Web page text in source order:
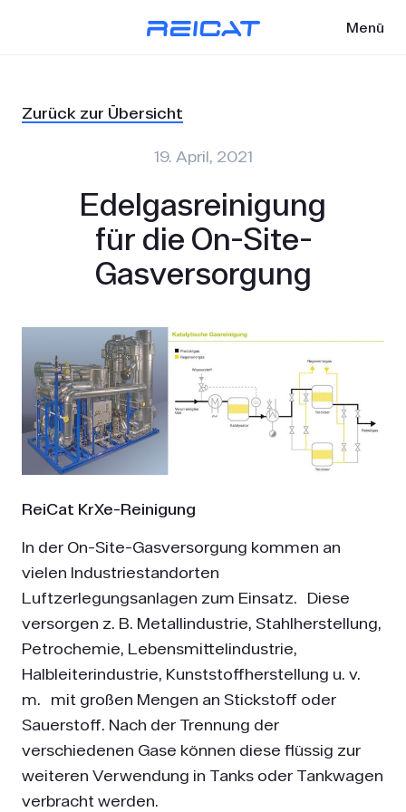
Menü
Zurück zur Übersicht
19. April, 2021
Edelgasreinigung
für die On-Site-
Gasversorgung
ReiCat KrXe-Reinigung
In der On-Site-Gasversorgung kommen an
vielen Industriestandorten
Luftzerlegungsanlagen zum Einsatz. Diese
versorgen z. B. Metallindustrie, Stahlherstellung,
Petrochemie, Lebensmittel­industrie,
Halbleiterindustrie, Kunststoffherstellung u. v.
m. mit großen Mengen an Stickstoff oder
Sauerstoff. Nach der Trennung der
verschiedenen Gase können diese flüssig zur
weiteren Verwendung in Tanks oder Tankwagen
verbracht werden.